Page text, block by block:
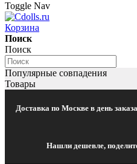
Toggle Nav
Корзина
Поиск
Поиск
Популярные совпадения
Товары
Доставка по Москве в день
Нашли дешевле,